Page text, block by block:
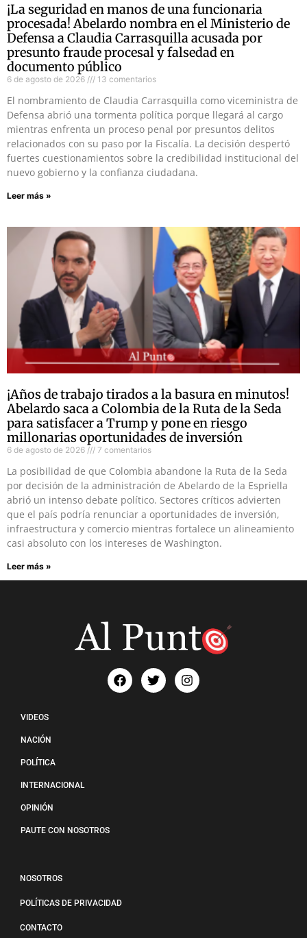
¡La seguridad en manos de una funcionaria
procesada! Abelardo nombra en el Ministerio de
Defensa a Claudia Carrasquilla acusada por
presunto fraude procesal y falsedad en
documento público
6 de agosto de 2026 13 comentarios
El nombramiento de Claudia Carrasquilla como viceministra de
Defensa abrió una tormenta política porque llegará al cargo
mientras enfrenta un proceso penal por presuntos delitos
relacionados con su paso por la Fiscalía. La decisión despertó
fuertes cuestionamientos sobre la credibilidad institucional del
nuevo gobierno y la confianza ciudadana.
Leer más »
¡Años de trabajo tirados a la basura en minutos!
Abelardo saca a Colombia de la Ruta de la Seda
para satisfacer a Trump y pone en riesgo
millonarias oportunidades de inversión
6 de agosto de 2026 7 comentarios
La posibilidad de que Colombia abandone la Ruta de la Seda
por decisión de la administración de Abelardo de la Espriella
abrió un intenso debate político. Sectores críticos advierten
que el país podría renunciar a oportunidades de inversión,
infraestructura y comercio mientras fortalece un alineamiento
casi absoluto con los intereses de Washington.
Leer más »
VIDEOS
NACIÓN
POLÍTICA
INTERNACIONAL
OPINIÓN
PAUTE CON NOSOTROS
NOSOTROS
POLÍTICAS DE PRIVACIDAD
CONTACTO